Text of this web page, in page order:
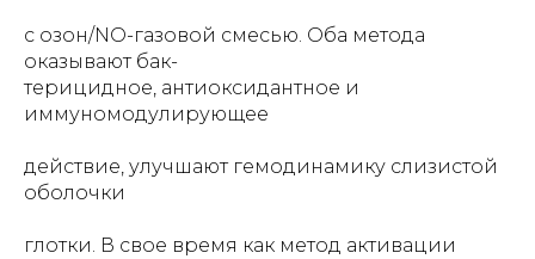
с озон/NO-газовой смесью. Оба метода
оказывают бак-
терицидное, антиоксидантное и
иммуномодулирующее
действие, улучшают гемодинамику слизистой
оболочки
глотки. В свое время как метод активации